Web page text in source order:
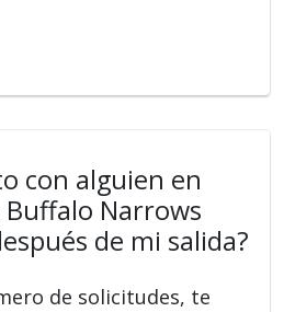
con alguien en
Narrows
de mi salida?
de solicitudes, te